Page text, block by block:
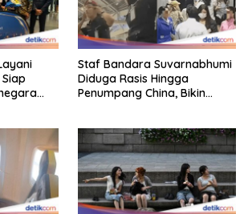
Staf Bandara Suvarnabhumi
Diduga Rasis Hingga
Penumpang China, Bikin